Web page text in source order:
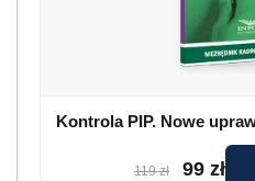
Kontrola PIP. Nowe
119 zł 99 zł